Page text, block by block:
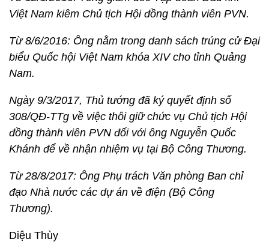
Việt Nam kiêm Chủ tịch Hội đồng thành viên PVN.
Từ 8/6/2016: Ông nằm trong danh sách trúng cử Đại
biểu Quốc hội Việt Nam khóa XIV cho tỉnh Quảng
Nam.
Ngày 9/3/2017, Thủ tướng đã ký quyết định số
308/QĐ-TTg về việc thôi giữ chức vụ Chủ tịch Hội
đồng thành viên PVN đối với ông Nguyễn Quốc
Khánh để về nhận nhiệm vụ tại Bộ Công Thương.
Từ 28/8/2017: Ông Phụ trách Văn phòng Ban chỉ
đạo Nhà nước các dự án về điện (Bộ Công
Thương).
Diệu Thùy